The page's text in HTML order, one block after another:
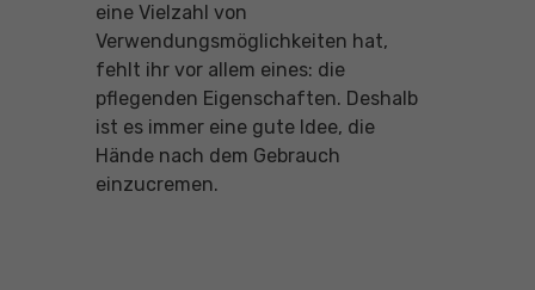
eine Vielzahl von
Verwendungsmöglichkeiten hat,
fehlt ihr vor allem eines: die
pflegenden Eigenschaften. Deshalb
ist es immer eine gute Idee, die
Hände nach dem Gebrauch
einzucremen.